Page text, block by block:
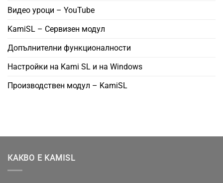
Видео уроци – YouTube
KamiSL – Сервизен модул
Допълнителни функционалности
Настройки на Kami SL и на Windows
Производствен модул – KamiSL
КАКВО Е KAMISL